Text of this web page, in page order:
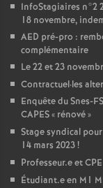
InfoStagiaires n°2
18 novembre,
AED pré-pro :
complémentaire
Le 22 et 23
Contractuel·les
Enquête du Snes-
CAPES« rénové»
Stage syndical
14 mars 2023!
Professeur.e etCPE
Étudiant.e en M1